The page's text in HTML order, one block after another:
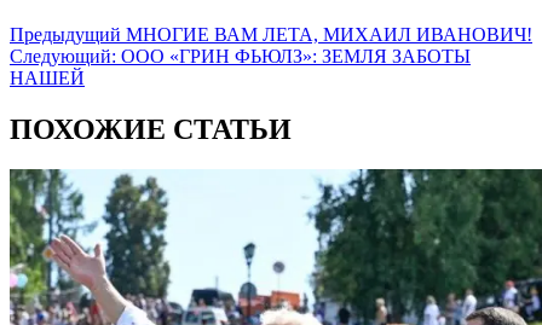
Предыдущий МНОГИЕ ВАМ ЛЕТА, МИХАИЛ ИВАНОВИЧ!
Следующий: ООО «ГРИН ФЬЮЛЗ»: ЗЕМЛЯ ЗАБОТЫ
НАШЕЙ
ПОХОЖИЕ СТАТЬИ